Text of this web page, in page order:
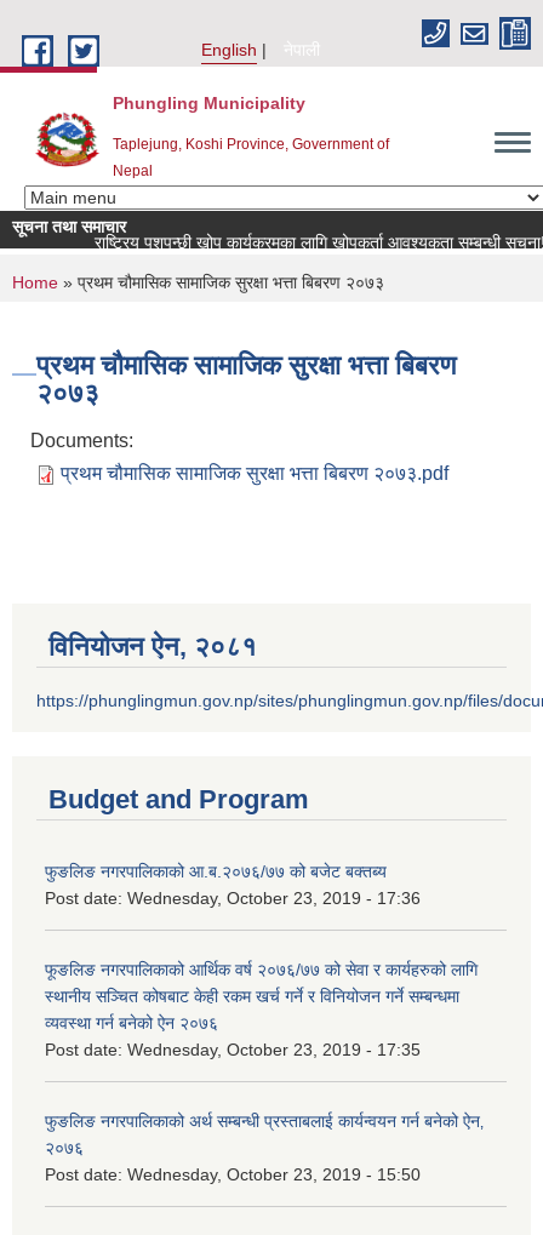
English
नेपाली
Phungling Municipality
Taplejung, Koshi Province, Government of
Nepal
सूचना तथा समाचार
राष्ट्रिय पशुपन्छी खोप कार्यक्रमका लागि खोपकर्ता आवश्यकता सम्बन्धी सूचना!
You are here
Home » प्रथम चौमासिक सामाजिक सुरक्षा भत्ता बिबरण २०७३
प्रथम चौमासिक सामाजिक सुरक्षा भत्ता बिबरण
२०७३
Documents:
प्रथम चौमासिक सामाजिक सुरक्षा भत्ता बिबरण २०७३.pdf
विनियोजन ऐन‚ २०८१
https://phunglingmun.gov.np/sites/phunglingmun.gov.np/files/
Budget and Program
फुङलिङ नगरपालिकाको आ.ब.२०७६/७७ को बजेट बक्तब्य
Post date: Wednesday, October 23, 2019 - 17:36
फूङलिङ नगरपालिकाको आर्थिक वर्ष २०७६/७७ को सेवा र कार्यहरुको लागि
स्थानीय सञ्चित कोषबाट केही रकम खर्च गर्ने र विनियोजन गर्ने सम्बन्धमा
व्यवस्था गर्न बनेको ऐन २०७६
Post date: Wednesday, October 23, 2019 - 17:35
फुङलिङ नगरपालिकाको अर्थ सम्बन्धी प्रस्ताबलाई कार्यन्वयन गर्न बनेको ऐन‚
२०७६
Post date: Wednesday, October 23, 2019 - 15:50